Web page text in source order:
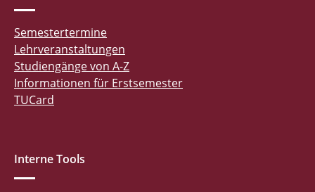
Semestertermine
Lehrveranstaltungen
Studiengänge von A-Z
Informationen für Erstsemester
TUCard
Interne Tools